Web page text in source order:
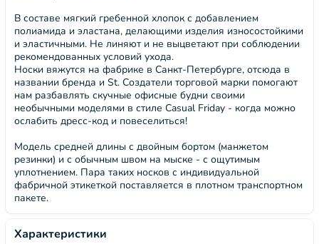
В составе мягкий гребенной хлопок с добавлением
полиамида и эластана, делающими изделия износостойкими
и эластичными. Не линяют и не выцветают при соблюдении
рекомендованных условий ухода.
Носки вяжутся на фабрике в Санкт-Петербурге, отсюда в
названии бренда и St. Создатели торговой марки помогают
нам разбавлять скучные офисные будни своими
необычными моделями в стиле Casual Friday - когда можно
ослабить дресс-код и повеселиться!
Модель средней длины с двойным бортом (манжетом
резинки) и с обычным швом на мыске - с ощутимым
уплотнением. Пара таких носков с индивидуальной
фабричной этикеткой поставляется в плотном транспортном
пакете.
Характеристики